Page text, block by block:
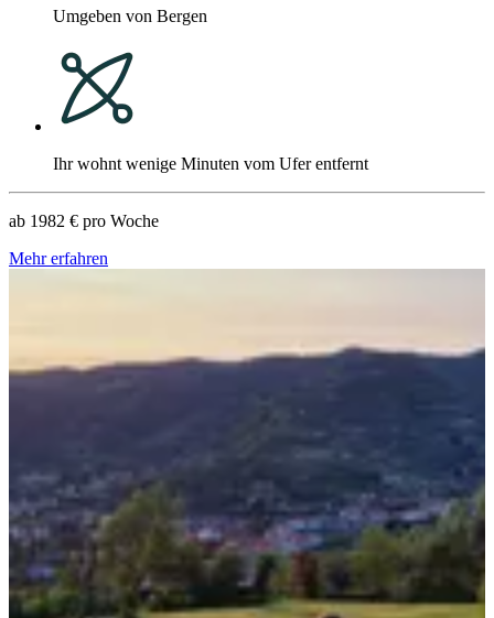
Umgeben von Bergen
Ihr wohnt wenige Minuten vom Ufer entfernt
ab 1982 € pro Woche
Mehr erfahren